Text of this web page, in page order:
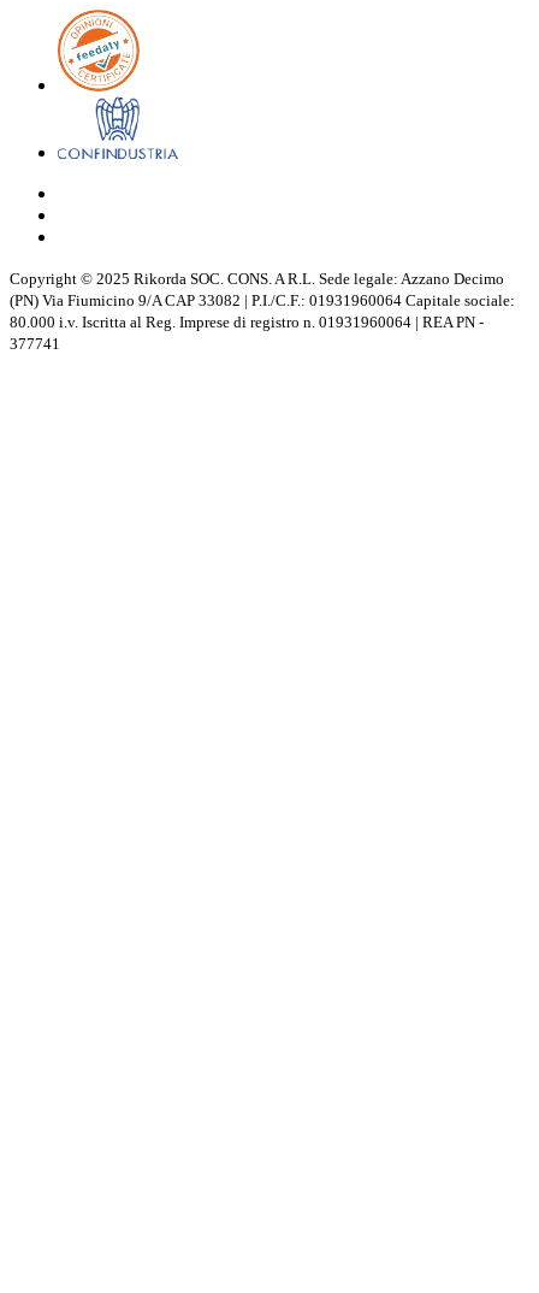
Copyright © 2025 Rikorda SOC. CONS. A R.L. Sede legale: Azzano Decimo
(PN) Via Fiumicino 9/A CAP 33082 | P.I./C.F.: 01931960064 Capitale sociale:
80.000 i.v. Iscritta al Reg. Imprese di registro n. 01931960064 | REA PN -
377741